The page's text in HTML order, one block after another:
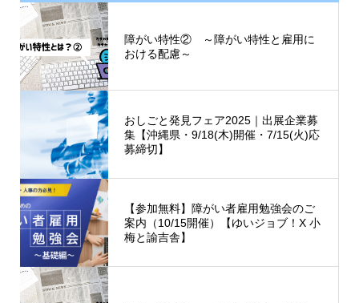
障がい特性② ～障がい特性と雇用に
おける配慮～
おしごと発見フェア2025｜出展企業募
集【沖縄県・9/18(木)開催・7/15(火)応
募締切】
【参加無料】障がい者雇用勉強会のご
案内（10/15開催）【ゆいジョブ！X 小
梅と諭吉舎】